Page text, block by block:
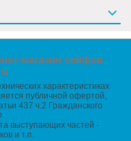
магазин сейфов
характеристиках
публичной офертой,
437 ч.2 Гражданского
выступающих частей -
и т.п.